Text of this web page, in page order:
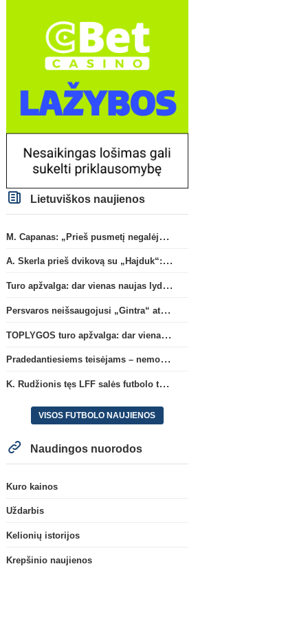
Lietuviškos naujienos
M. Capanas: „Prieš pusmetį negalėjau net įsivaizduoti, kad žaisime prieš „Hajduk“
A. Skerla prieš dvikovą su „Hajduk“: „Tai kito kalibro komanda“
Turo apžvalga: dar vienas naujas lyderis
Persvaros neišsaugojusi „Gintra“ atrankos pusfinalyje nusileido Škotijos čempionėms
TOPLYGOS turo apžvalga: dar vienas naujas lyderis
Pradedantiesiems teisėjams – nemokamas seminaras Vilniuje šį penktadienį
K. Rudžionis tęs LFF salės futbolo techninio direktoriaus veiklą
VISOS FUTBOLO NAUJIENOS
Naudingos nuorodos
Kuro kainos
Uždarbis
Kelionių istorijos
Krepšinio naujienos